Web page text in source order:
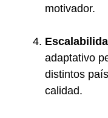
motivador.
adaptativo
distintos
calidad.